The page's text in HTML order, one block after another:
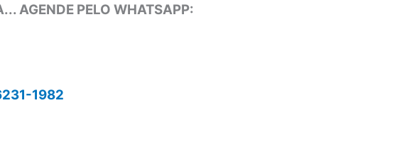
AGENDE PELO WHATSAPP:
1982